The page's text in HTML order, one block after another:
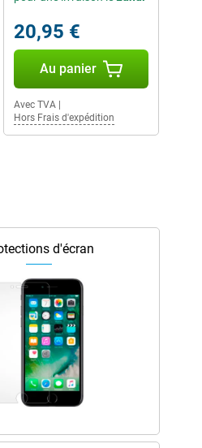
20,95 €
Au panier
Avec TVA|
Hors Frais d'expédition
d'écran